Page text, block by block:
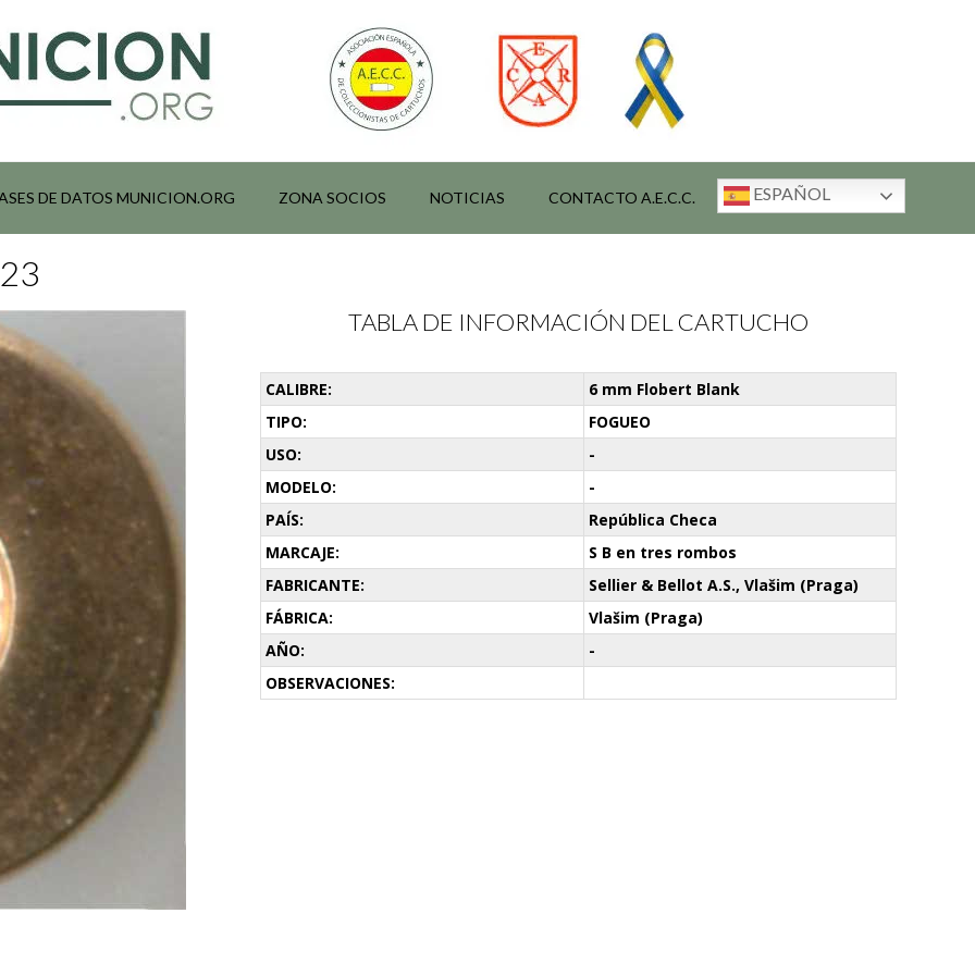
DE DATOS MUNICION.ORG ZONA SOCIOS NOTICIAS CONTACTO A.E.C.C. ESPAÑOL
TABLA DE INFORMACIÓN DEL CARTUCHO
CALIBRE:
6 mm Flobert Blank
TIPO:
FOGUEO
USO:
-
MODELO:
-
PAÍS:
República Checa
MARCAJE:
S B en tres rombos
FABRICANTE:
Sellier & Bellot A.S., Vlašim (Praga)
FÁBRICA:
Vlašim (Praga)
AÑO:
-
OBSERVACIONES: